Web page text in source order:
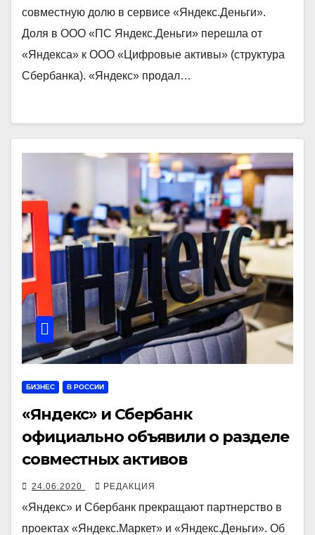
совместную долю в сервисе «Яндекс.Деньги».
Доля в ООО «ПС Яндекс.Деньги» перешла от
«Яндекса» к ООО «Цифровые активы» (структура
Сбербанка). «Яндекс» продал…
БИЗНЕС В РОССИИ
«Яндекс» и Сбербанк
официально объявили о разделе
совместных активов
24.06.2020 РЕДАКЦИЯ
«Яндекс» и Сбербанк прекращают партнерство в
проектах «Яндекс.Маркет» и «Яндекс.Деньги». Об